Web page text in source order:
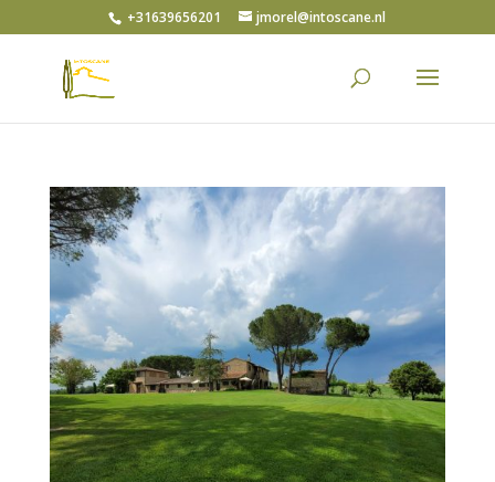
+31639656201 jmorel@intoscane.nl